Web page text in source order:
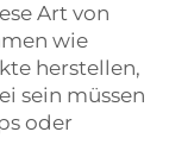
Art von
wie
herstellen,
sein müssen
oder